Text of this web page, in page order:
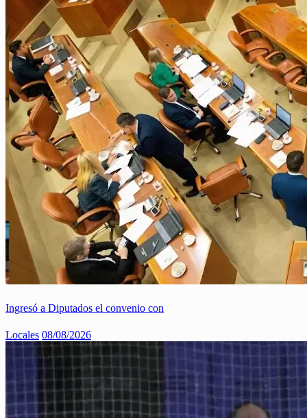
Ingresó a Diputados el convenio con
Locales 08/08/2026